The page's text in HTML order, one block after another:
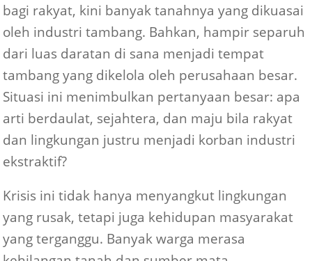
bagi rakyat, kini banyak tanahnya yang dikuasai
oleh industri tambang. Bahkan, hampir separuh
dari luas daratan di sana menjadi tempat
tambang yang dikelola oleh perusahaan besar.
Situasi ini menimbulkan pertanyaan besar: apa
arti berdaulat, sejahtera, dan maju bila rakyat
dan lingkungan justru menjadi korban industri
ekstraktif?
Krisis ini tidak hanya menyangkut lingkungan
yang rusak, tetapi juga kehidupan masyarakat
yang terganggu. Banyak warga merasa